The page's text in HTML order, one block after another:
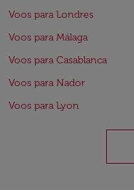
Voos para Londres
Voos para Málaga
Voos para Casablanca
Voos para Nador
Voos para Lyon